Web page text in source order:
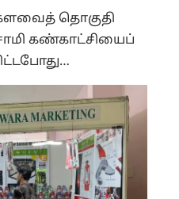
தொகுதி
கண்காட்சியைப்